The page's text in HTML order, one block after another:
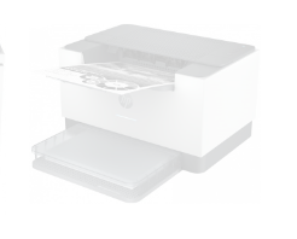
Cikkszám:
Kategória:Többfunkciós
Gyártó:Brother
Garanciaidő:
78 900Ft